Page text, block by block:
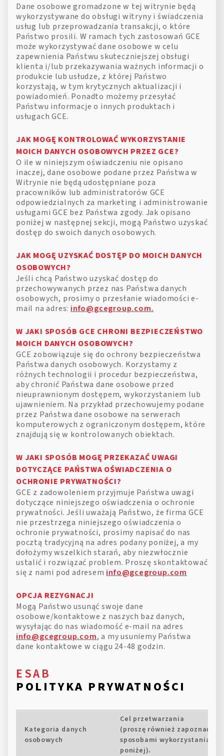
Dane osobowe gromadzone w tej witrynie będą
wykorzystywane do obsługi witryny i świadczenia
usług lub przeprowadzania transakcji, o które
Państwo prosili. W ramach tych zastosowań GCE
może wykorzystywać dane osobowe w celu
zapewnienia Państwu skuteczniejszej obsługi
klienta i/lub przekazywania ważnych informacji o
produkcie lub usłudze, z której Państwo
korzystają, w tym krytycznych aktualizacji i
powiadomień. Ponadto możemy przesyłać
Państwu informacje o innych produktach i
usługach GCE.
JAK MOGĘ KONTROLOWAĆ WYKORZYSTANIE
MOICH DANYCH OSOBOWYCH PRZEZ GCE?
O ile w niniejszym oświadczeniu nie opisano
inaczej, dane osobowe podane przez Państwa w
Witrynie nie będą udostępniane poza
pracowników lub administratorów GCE
odpowiedzialnych za marketing i administrowanie
usługami GCE bez Państwa zgody. Jak opisano
poniżej w następnej sekcji, mogą Państwo uzyskać
dostęp do swoich danych osobowych.
JAK MOGĘ UZYSKAĆ DOSTĘP DO MOICH DANYCH
OSOBOWYCH?
Jeśli chcą Państwo uzyskać dostęp do
przechowywanych przez nas Państwa danych
osobowych, prosimy o przesłanie wiadomości e-
mail na adres: info@gcegroup.com.
W JAKI SPOSÓB GCE CHRONI BEZPIECZEŃSTWO
MOICH DANYCH OSOBOWYCH?
GCE zobowiązuje się do ochrony bezpieczeństwa
Państwa danych osobowych. Korzystamy z
różnych technologii i procedur bezpieczeństwa,
aby chronić Państwa dane osobowe przed
nieuprawnionym dostępem, wykorzystaniem lub
ujawnieniem. Na przykład przechowujemy podane
przez Państwa dane osobowe na serwerach
komputerowych z ograniczonym dostępem, które
znajdują się w kontrolowanych obiektach.
W JAKI SPOSÓB MOGĘ PRZEKAZAĆ UWAGI
DOTYCZĄCE PAŃSTWA OŚWIADCZENIA O
OCHRONIE PRYWATNOŚCI?
GCE z zadowoleniem przyjmuje Państwa uwagi
dotyczące niniejszego oświadczenia o ochronie
prywatności. Jeśli uważają Państwo, że firma GCE
nie przestrzega niniejszego oświadczenia o
ochronie prywatności, prosimy napisać do nas
pocztą tradycyjną na adres podany poniżej, a my
dołożymy wszelkich starań, aby niezwłocznie
ustalić i rozwiązać problem. Proszę skontaktować
się z nami pod adresem info@gcegroup.com
OPCJA REZYGNACJI
Mogą Państwo usunąć swoje dane
osobowe/kontaktowe z naszych baz danych,
wysyłając do nas wiadomość e-mail na adres
info@gcegroup.com, a my usuniemy Państwa
dane kontaktowe w ciągu 24-48 godzin.
ESAB
POLITYKA PRYWATNOŚCI
Kategoria danych
osobowych
Cel przetwarzania
(proszę również zapoznać
sposobami wykorzystania
poniżej).